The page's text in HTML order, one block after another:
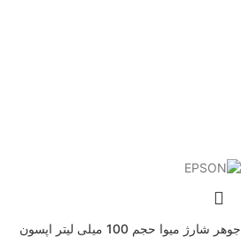
جوهر شارژ میوا حجم 100 میلی لیتر اپسون